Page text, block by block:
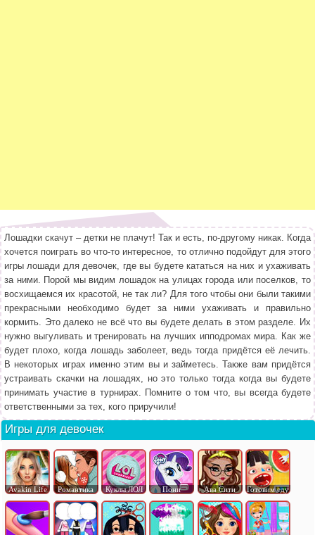
Лошадки скачут – детки не плачут! Так и есть, по-другому никак. Когда
хочется поиграть во что-то интересное, то отлично подойдут для этого
игры лошади для девочек, где вы будете кататься на них и ухаживать
за ними. Порой мы видим лошадок на улицах города или поселков, то
восхищаемся их красотой, не так ли? Для того чтобы они были такими
прекрасными необходимо будет за ними ухаживать и правильно
кормить. Это далеко не всё что вы будете делать в этом разделе. Их
нужно выгуливать и тренировать на лучших ипподромах мира. Как же
будет плохо, когда лошадь заболеет, ведь тогда придётся её лечить.
В некоторых играх именно этим вы и займетесь. Также вам придётся
устраивать скачки на лошадях, но это только тогда когда вы будете
принимать участие в турнирах. Помните о том что, вы всегда будете
ответственными за тех, кого приручили!
Игры для девочек
Avakin Life Романтика Куклы ЛОЛ Пони Ава Сити Готовим еду